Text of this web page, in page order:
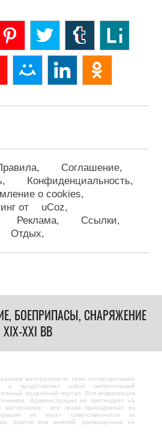
Соглашение
Конфиденциальность
о cookies
от
uCoz
Реклама
Ссылки
Отдых
БОЕПРИПАСЫ, СНАРЯЖЕНИЕ
XIX-XXI ВВ
материалов по теме «огнестрельное
представляет собой любительский
оружейный портал. Вся информация
Администрация не претендует на
материалов - все права принадлежат их
не несет ответственности за
фактов или мнений, размещенных на